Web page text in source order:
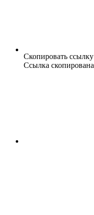
Скопировать ссылку
Ссылка скопирована